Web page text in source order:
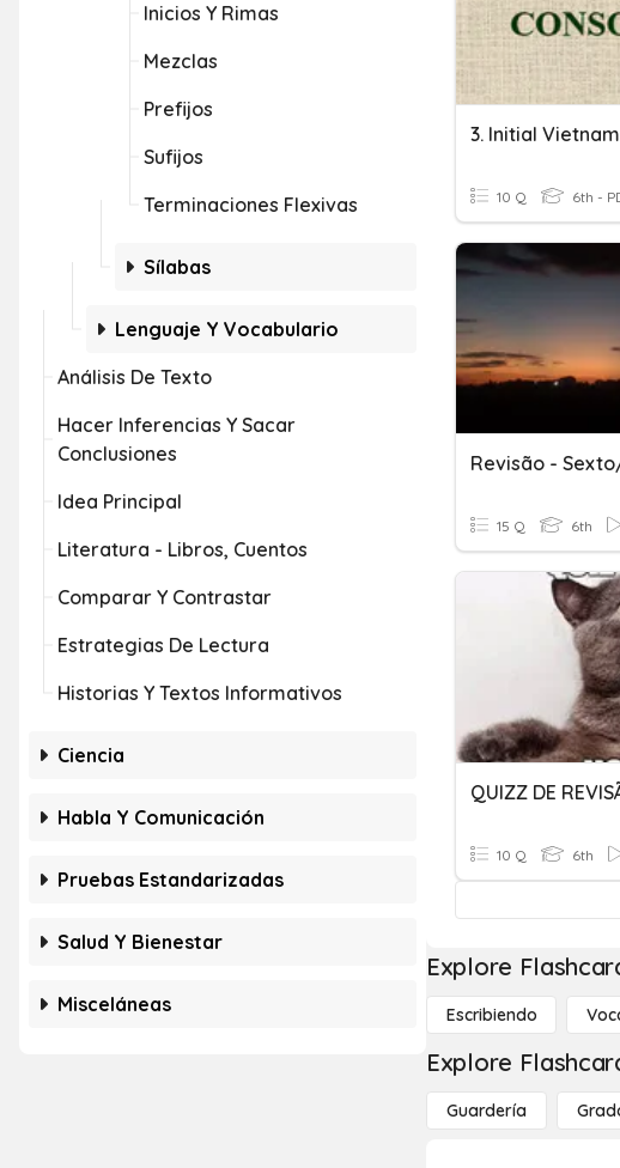
Inicios Y Rimas
Mezclas
Prefijos
Sufijos
Terminaciones Flexivas
Sílabas
Lenguaje Y Vocabulario
Análisis De Texto
Hacer Inferencias Y Sacar
Conclusiones
Idea Principal
Literatura - Libros, Cuentos
Comparar Y Contrastar
Estrategias De Lectura
Historias Y Textos Informativos
Ciencia
Habla Y Comunicación
Pruebas Estandarizadas
Salud Y Bienestar
Misceláneas
10 Q 6th -
Revisão -
15 Q 6th
QUIZZ DE
10 Q 6th
Explore
Escribiendo
Explore
Guardería